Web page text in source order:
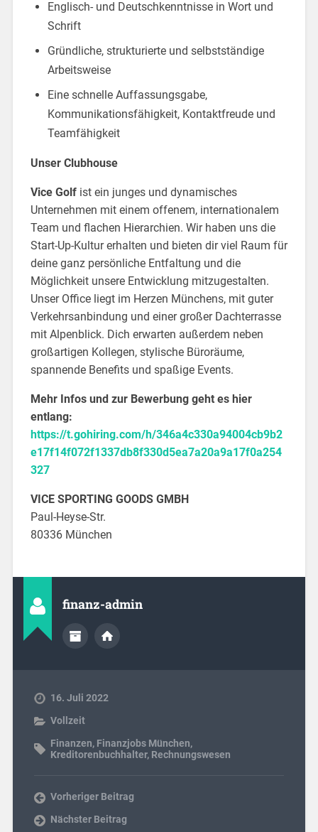
Englisch- und Deutschkenntnisse in Wort und
Schrift
Gründliche, strukturierte und selbstständige
Arbeitsweise
Eine schnelle Auffassungsgabe,
Kommunikationsfähigkeit, Kontaktfreude und
Teamfähigkeit
Unser Clubhouse
Vice Golfist ein junges und dynamisches
Unternehmen mit einem offenem, internationalem
Team und flachen Hierarchien. Wir haben ​uns die
Start-Up-Kultur erhalten und bieten dir ​viel Raum für
deine ganz persönliche Entfaltung und die
Möglichkeit ​unsere Entwicklung mitzugestalten.
Unser Office liegt im Herzen Münchens, mit guter
Verkehrsanbindung und einer großer Dachterrasse
mit Alpenblick. Dich erwarten außerdem neben
großartigen Kollegen, ​stylische Büroräume,
spannende Benefits und spaßige Events.
Mehr Infos und zur Bewerbung geht es hier
entlang:
https://t.gohiring.com/h/346a4c330a94004cb9b2
e17f14f072f1337db8f330d5ea7a20a9a17f0a254
327
VICE SPORTING GOODS GMBH
Paul-Heyse-Str.
80336 München
finanz-admin
16. Juli 2022
Vollzeit
Finanzen, Finanzjobs München,
Kreditorenbuchhalter, Rechnungswesen
Vorheriger Beitrag
Nächster Beitrag